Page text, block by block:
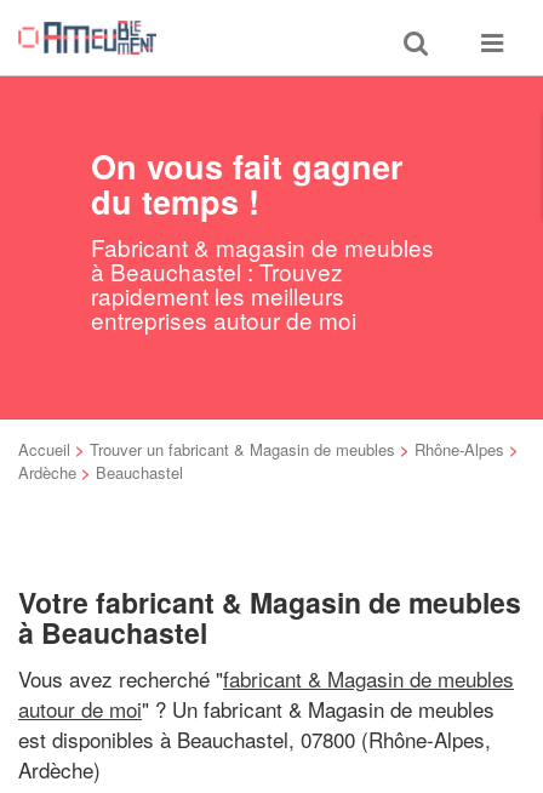
Toggle
search
Toggle
On vous fait gagner
du temps !
Fabricant & magasin de meubles
à Beauchastel : Trouvez
rapidement les meilleurs
entreprises autour de moi
Accueil > Trouver un fabricant & Magasin de meubles > Rhône-Alpes >
Ardèche > Beauchastel
Votre fabricant & Magasin de meubles
à Beauchastel
Vous avez recherché "fabricant & Magasin de meubles
autour de moi" ? Un fabricant & Magasin de meubles
est disponibles à Beauchastel, 07800 (Rhône-Alpes,
Ardèche)